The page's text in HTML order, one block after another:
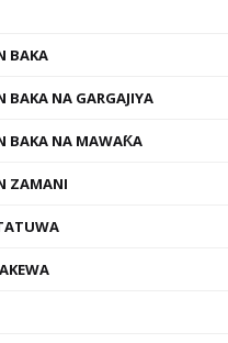
BAKA
NA GARGAJIYA
BAKA NA MAWAƘA
ZAMANI